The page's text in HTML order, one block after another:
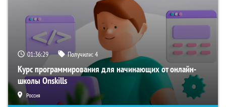
01:36:29 Получили:4
Курс программирования для начинающих от онлайн-
школы Onskills
Россия